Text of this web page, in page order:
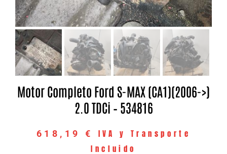
Motor Completo Ford S-MAX (CA1)(2006->)
2.0 TDCi – 534816
618,19 €
IVA y Transporte
Incluido